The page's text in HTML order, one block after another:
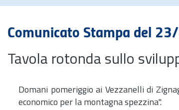
Comunicato Stampa del
Tavola rotonda sullo
Domani pomeriggio ai Vezzanelli di
economico per la montagna spezzina".